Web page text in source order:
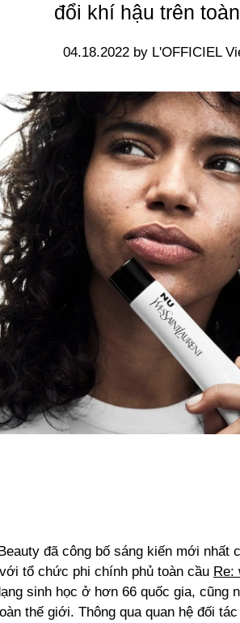
đổi khí hậu trên
04.18.2022 by L'OFFICIEL
đã công bố sáng kiến mới nhất
tổ chức phi chính phủ toàn cầu Re:
sinh học ở hơn 66 quốc gia, cũng
thế giới. Thông qua quan hệ đối